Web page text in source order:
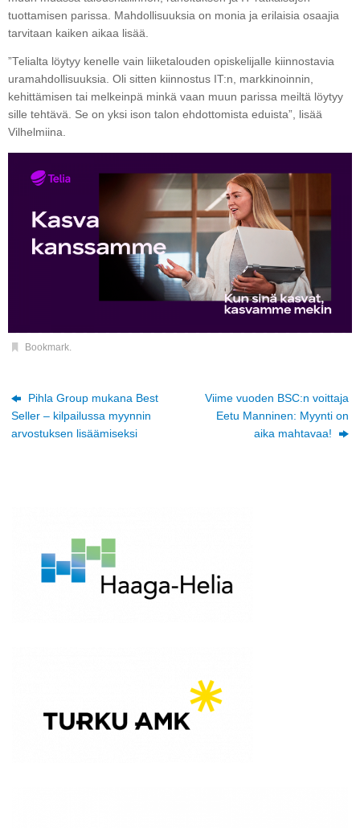
tuottamisen parissa. Mahdollisuuksia on monia ja erilaisia osaajia
tarvitaan kaiken aikaa lisää.
”Telialta löytyy kenelle vain liiketalouden opiskelijalle kiinnostavia
uramahdollisuuksia. Oli sitten kiinnostus IT:n, markkinoinnin,
kehittämisen tai melkeinpä minkä vaan muun parissa meiltä löytyy
sille tehtävä. Se on yksi ison talon ehdottomista eduista”, lisää
Vilhelmiina.
Bookmark.
Pihla Group mukana Best
Seller – kilpailussa myynnin
arvostuksen lisäämiseksi
Viime vuoden BSC:n voittaja
Eetu Manninen: Myynti on
aika mahtavaa!